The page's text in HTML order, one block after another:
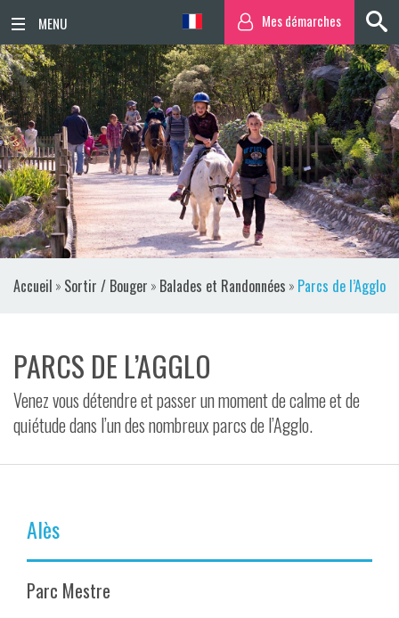
ACCUEIL
ACTUALITÉS
AGENDA
TERRITOIRE
VIE QUOTIDIENNE
SORTIR / BOUGER
ESPACE PRESSE
VIDÉOS
CONTACT
Mes démarches
Accueil » Sortir / Bouger » Balades et Randonnées » Parcs de l’Agglo
PARCS DE L’AGGLO
Venez vous détendre et passer un moment de calme et de
quiétude dans l’un des nombreux parcs de l’Agglo.
Alès
Parc Mestre